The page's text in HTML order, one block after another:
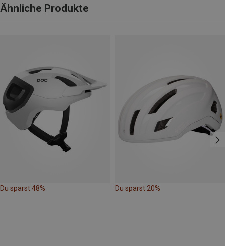
Ähnliche Produkte
Du sparst 48% Du sparst 20%